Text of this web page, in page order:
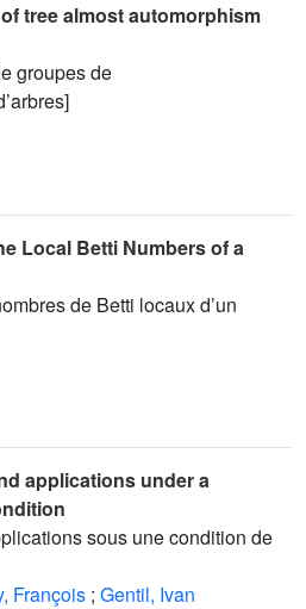
tree almost automorphism
groupes de
Local Betti Numbers of a
de Betti locaux d’un
applications under a
sous une condition de
François ; Gentil, Ivan